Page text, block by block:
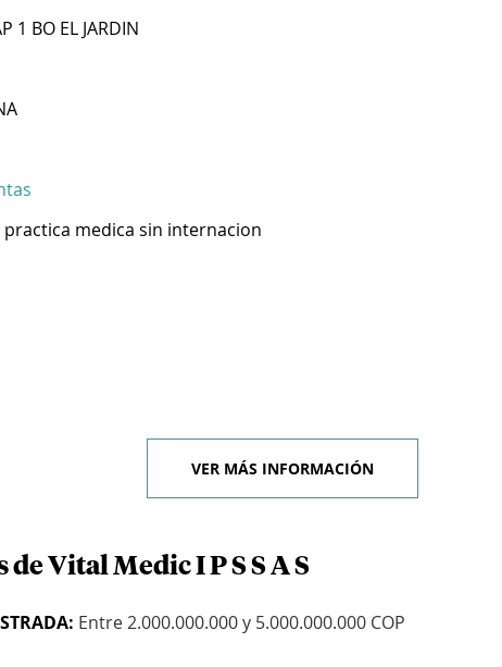
1 BO EL JARDIN
practica medica sin internacion
VER MÁS INFORMACIÓN
Vital Medic I P S S A S
Entre 2.000.000.000 y 5.000.000.000 COP